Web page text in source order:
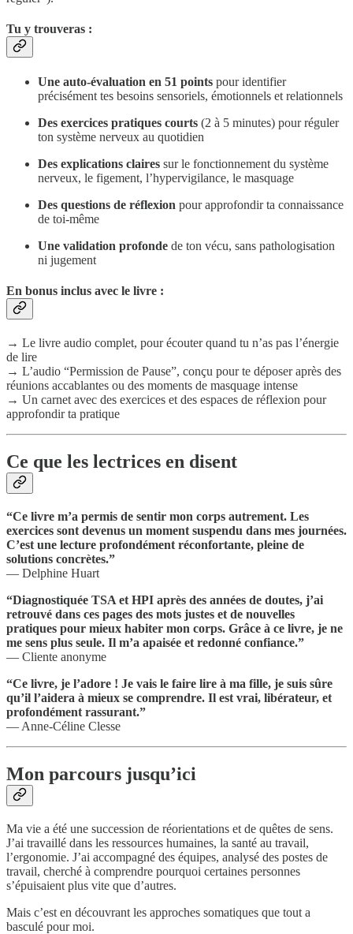
Tu y trouveras :
Une auto-évaluation en 51 points pour identifier
précisément tes besoins sensoriels, émotionnels et relationnels
Des exercices pratiques courts (2 à 5 minutes) pour réguler
ton système nerveux au quotidien
Des explications claires sur le fonctionnement du système
nerveux, le figement, l’hypervigilance, le masquage
Des questions de réflexion pour approfondir ta connaissance
de toi-même
Une validation profonde de ton vécu, sans pathologisation
ni jugement
En bonus inclus avec le livre :
→ Le livre audio complet, pour écouter quand tu n’as pas l’énergie
de lire
→ L’audio “Permission de Pause”, conçu pour te déposer après des
réunions accablantes ou des moments de masquage intense
→ Un carnet avec des exercices et des espaces de réflexion pour
approfondir ta pratique
Ce que les lectrices en disent
“Ce livre m’a permis de sentir mon corps autrement. Les
exercices sont devenus un moment suspendu dans mes journées.
C’est une lecture profondément réconfortante, pleine de
solutions concrètes.”
— Delphine Huart
“Diagnostiquée TSA et HPI après des années de doutes, j’ai
retrouvé dans ces pages des mots justes et de nouvelles
pratiques pour mieux habiter mon corps. Grâce à ce livre, je ne
me sens plus seule. Il m’a apaisée et redonné confiance.”
— Cliente anonyme
“Ce livre, je l’adore ! Je vais le faire lire à ma fille, je suis sûre
qu’il l’aidera à mieux se comprendre. Il est vrai, libérateur, et
profondément rassurant.”
— Anne-Céline Clesse
Mon parcours jusqu’ici
Ma vie a été une succession de réorientations et de quêtes de sens.
J’ai travaillé dans les ressources humaines, la santé au travail,
l’ergonomie. J’ai accompagné des équipes, analysé des postes de
travail, cherché à comprendre pourquoi certaines personnes
s’épuisaient plus vite que d’autres.
Mais c’est en découvrant les approches somatiques que tout a
basculé pour moi.